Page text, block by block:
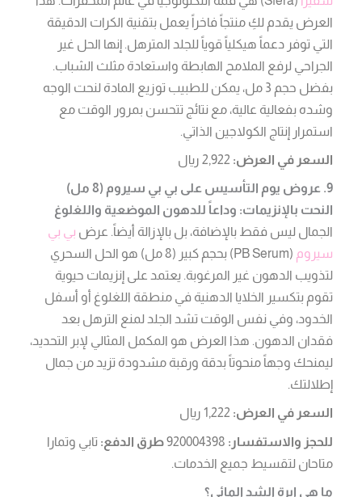
العرض يقدم لكِ منتجاً فاخراً يعمل بتقنية الكرات الدقيقة
التي توفر دعماً هيكلياً قوياً للجلد المترهل. إنها الحل غير
الجراحي لرفع الملامح الهابطة واستعادة مثلث الشباب.
بفضل حجم 3 مل، يمكن للطبيب توزيع المادة لنحت الوجه
وشده بفعالية عالية، مع نتائج تتحسن بمرور الوقت مع
استمرار إنتاج الكولاجين الذاتي.
السعر في العرض:
9. عروض يوم التأسيس على بي بي سيروم (8 مل)
النحت بالإنزيمات: وداعاً للدهون الموضعية واللغلوغ
الجمال ليس فقط بالإضافة، بل بالإزالة أيضاً. عرض بي بي
سيروم
(PB Serum) بحجم كبير (8 مل) هو الحل السحري
لتذويب الدهون غير المرغوبة. يعتمد على إنزيمات حيوية
تقوم بتكسير الخلايا الدهنية في منطقة اللغلوغ أو أسفل
الخدود، وفي نفس الوقت تشد الجلد لمنع الترهل بعد
فقدان الدهون. هذا العرض هو المكمل المثالي لإبر التحديد،
ليمنحك وجهاً منحوتاً بدقة ورقبة مشدودة تزيد من جمال
إطلالتك.
السعر في العرض:
للحجز والاستفسار:
طرق الدفع: تابي وتمارا
متاحان لتقسيط جميع الخدمات.
ما هي إبرة الشد المائي؟